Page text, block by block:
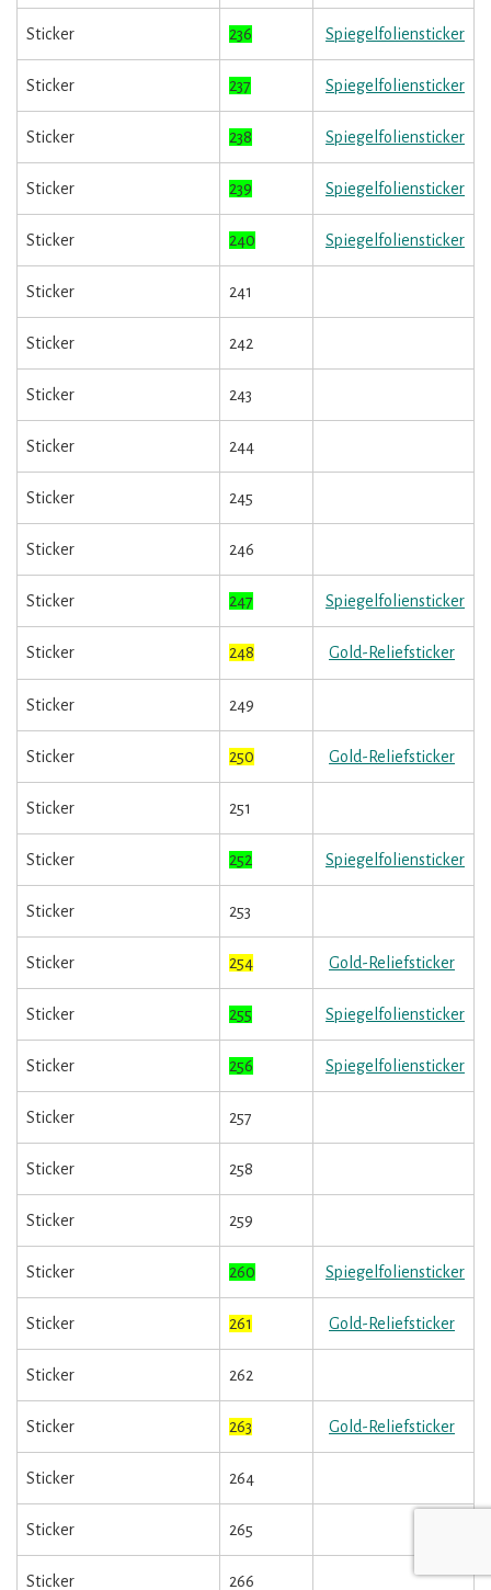
Sticker 236 Spiegelfoliensticker
Sticker 237 Spiegelfoliensticker
Sticker 238 Spiegelfoliensticker
Sticker 239 Spiegelfoliensticker
Sticker 240 Spiegelfoliensticker
Sticker 241
Sticker 242
Sticker 243
Sticker 244
Sticker 245
Sticker 246
Sticker 247 Spiegelfoliensticker
Sticker 248 Gold-Reliefsticker
Sticker 249
Sticker 250 Gold-Reliefsticker
Sticker 251
Sticker 252 Spiegelfoliensticker
Sticker 253
Sticker 254 Gold-Reliefsticker
Sticker 255 Spiegelfoliensticker
Sticker 256 Spiegelfoliensticker
Sticker 257
Sticker 258
Sticker 259
Sticker 260 Spiegelfoliensticker
Sticker 261 Gold-Reliefsticker
Sticker 262
Sticker 263 Gold-Reliefsticker
Sticker 264
Sticker 265
Sticker 266